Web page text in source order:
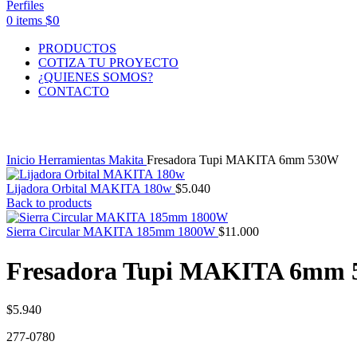
0 items $0
PRODUCTOS
COTIZA TU PROYECTO
¿QUIENES SOMOS?
CONTACTO
Inicio Herramientas Makita Fresadora Tupi MAKITA 6mm 530W
Lijadora Orbital MAKITA 180w $5.040
Back to products
Sierra Circular MAKITA 185mm 1800W $11.000
Fresadora Tupi MAKITA 6mm
$5.940
277-0780